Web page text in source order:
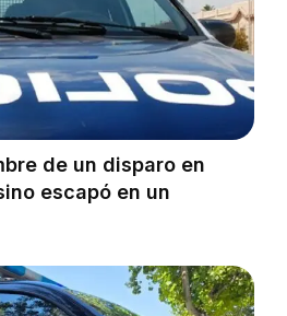
de un disparo en
escapó en un